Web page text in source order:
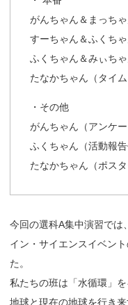
がんちゃん＆まっちゃ
すーちゃん＆ふくちゃ
ふくちゃん＆みぃちゃ
たなかちゃん（タイム
・その他
がんちゃん（アンケー
ふくちゃん（活動報告
たなかちゃん（ポスタ
今回の選科A集中演習では
イン・サイエンスイベン
た。
私たちの班は「水循環」
地球と現在の地球を行き